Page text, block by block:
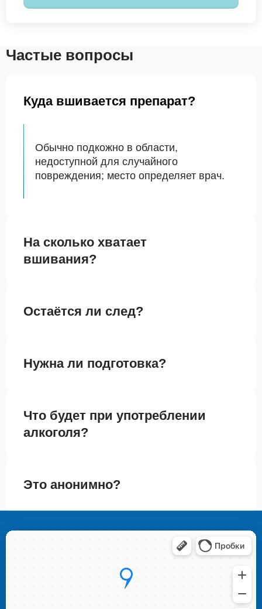
Частые вопросы
Куда вшивается препарат?
Обычно подкожно в области,
недоступной для случайного
повреждения; место определяет врач.
На сколько хватает
вшивания?
Остаётся ли след?
Нужна ли подготовка?
Что будет при употреблении
алкоголя?
Это анонимно?